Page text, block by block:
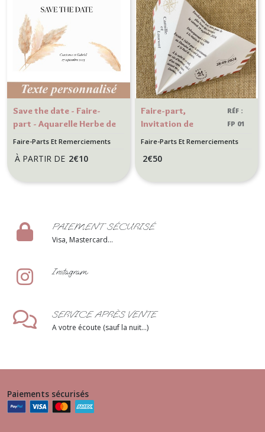
Save the date - Faire-
part - Aquarelle Herbe de
la pampa
Faire-Parts Et Remerciements
À PARTIR DE 2€10
Faire-part,
Invitation de
Mariage thème
- Origami avion -
RÉF :
FP 01
Faire-Parts Et Remerciements
2€50
PAIEMENT SÉCURISÉ
Visa, Mastercard...
Instagram
SERVICE APRÈS VENTE
A votre écoute (sauf la nuit...)
Paiements sécurisés